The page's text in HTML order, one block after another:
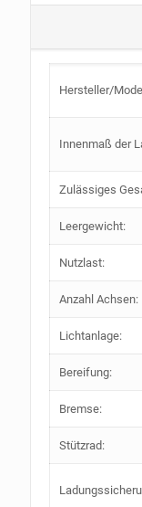
Hersteller/
Innenmaß der
Zulässiges
Leergewicht:
Nutzlast:
Anzahl Achsen:
Lichtanlage:
Bereifung:
Bremse:
Stützrad: